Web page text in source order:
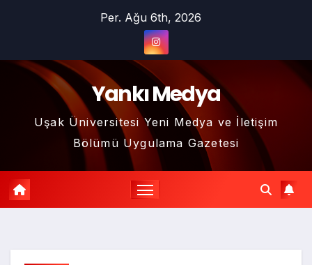
Per. Ağu 6th, 2026
Yankı Medya
Uşak Üniversitesi Yeni Medya ve İletişim
Bölümü Uygulama Gazetesi